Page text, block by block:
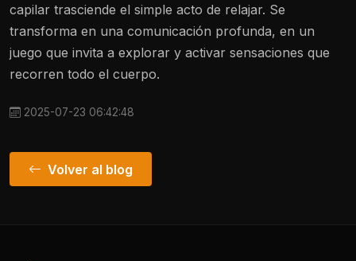
capilar trasciende el simple acto de relajar. Se
transforma en una comunicación profunda, en un
juego que invita a explorar y activar sensaciones que
recorren todo el cuerpo.
2025-07-23 06:42:48
Volver al blog